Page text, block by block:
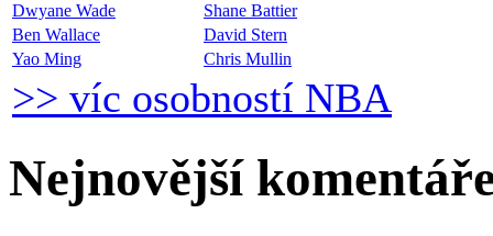
Dwyane Wade
Shane Battier
Ben Wallace
David Stern
Yao Ming
Chris Mullin
>> víc osobností NBA
Nejnovější